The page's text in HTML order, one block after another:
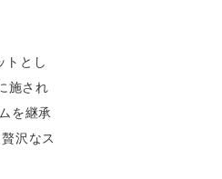
トとし
施され
を継承
沢なス